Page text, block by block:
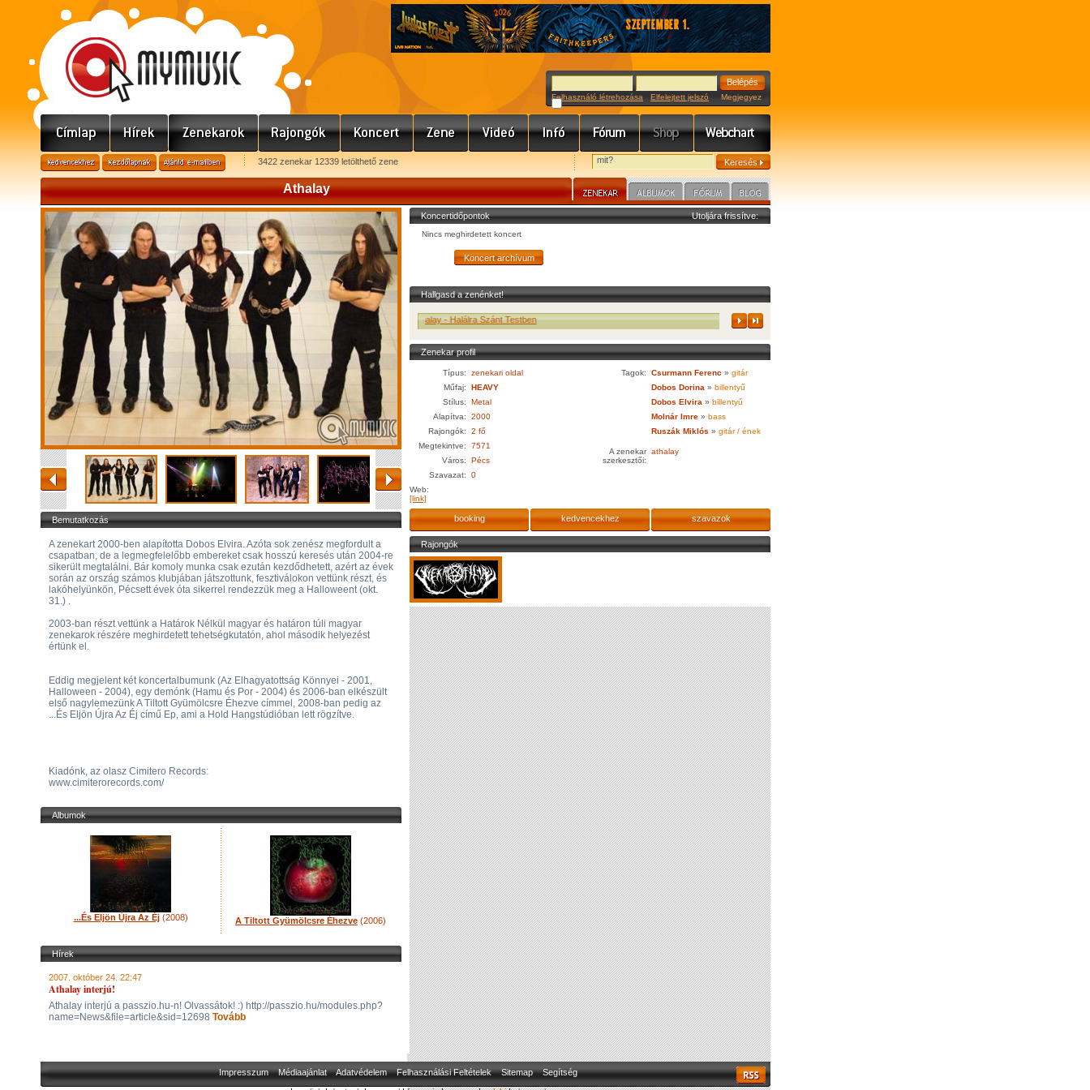
Felhasználó létrehozása Elfelejtett jelszó Megjegyez
3422 zenekar 12339 letölthető zene
Athalay
Bemutatkozás
A zenekart 2000-ben alapította Dobos Elvira. Azóta sok zenész megfordult a
csapatban, de a legmegfelelőbb embereket csak hosszú keresés után 2004-re
sikerült megtalálni. Bár komoly munka csak ezután kezdődhetett, azért az évek
során az ország számos klubjában játszottunk, fesztiválokon vettünk részt, és
lakóhelyünkön, Pécsett évek óta sikerrel rendezzük meg a Halloweent (okt.
31.) .
2003-ban részt vettünk a Határok Nélkül magyar és határon túli magyar
zenekarok részére meghirdetett tehetségkutatón, ahol második helyezést
értünk el.
Eddig megjelent két koncertalbumunk (Az Elhagyatottság Könnyei - 2001,
Halloween - 2004), egy demónk (Hamu és Por - 2004) és 2006-ban elkészült
első nagylemezünk A Tiltott Gyümölcsre Éhezve címmel, 2008-ban pedig az
...És Eljön Újra Az Éj című Ep, ami a Hold Hangstúdióban lett rögzítve.
Kiadónk, az olasz Cimitero Records:
www.cimiterorecords.com/
Albumok
...És Eljön Újra Az Éj(2008) A Tiltott Gyümölcsre Éhezve (2006)
Hírek
2007. október 24. 22:47
Athalay interjú!
Athalay interjú a passzio.hu-n! Olvassátok! :) http://passzio.hu/modules.php?
name=News&file=article&sid=12698 Tovább
Utoljára frissítve:
Koncertidőpontok
Nincs meghirdetett koncert
Hallgasd a zenénket!
Athalay - Halálra Szánt Testben
Zenekar profil
Típus:
zenekari oldal
Műfaj:
HEAVY
Stílus:
Metal
Alapítva:
2000
Rajongók:
2 fő
Megtekintve:
7571
Város:
Pécs
Szavazat:
0
Web:
[link]
Tagok: Csurmann Ferenc » gitár
Dobos Dorina » billentyű
Dobos Elvira » billentyű
Molnár Imre » bass
Ruszák Miklós » gitár / ének
A zenekar
szerkesztői:
athalay
booking kedvencekhez szavazok
Rajongók
Impresszum Médiaajánlat Adatvédelem Felhasználási Feltételek Sitemap
Segítség